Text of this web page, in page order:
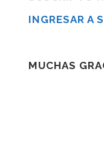
INGRESAR A
MUCHAS